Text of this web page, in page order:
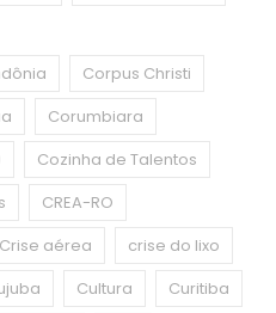
Corpus Christi
Corumbiara
Cozinha de Talentos
CREA-RO
Crise aérea
crise do lixo
Cultura
Curitiba